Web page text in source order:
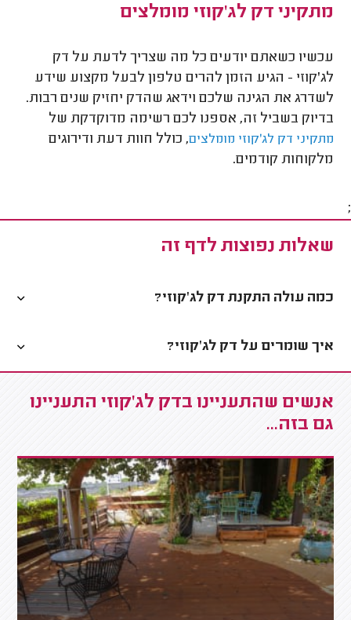
מתקיני דק לג'קוזי מומלצים
עכשיו כשאתם יודעים כל מה שצריך לדעת על דק
לג'קוזי - הגיע הזמן להרים טלפון לבעל מקצוע שידע
לשדרג את הגינה שלכם וידאג שהדק יחזיק שנים רבות.
בדיוק בשביל זה, אספנו לכם רשימה מדוקדקת של
מתקיני דק לג'קוזי מומלצים, כולל חוות דעת ודירוגים
מלקוחות קודמים.
;
שאלות נפוצות לדף זה
כמה עולה התקנת דק לג'קוזי?
איך שומרים על דק לג'קוזי?
אנשים שהתעניינו בדק לג'קוזי התעניינו
גם בזה...